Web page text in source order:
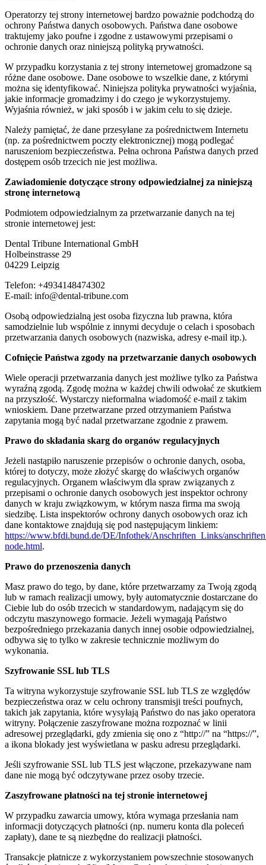
Operatorzy tej strony internetowej bardzo poważnie podchodzą do
ochrony Państwa danych osobowych. Państwa dane osobowe
traktujemy jako poufne i zgodne z ustawowymi przepisami o
ochronie danych oraz niniejszą polityką prywatności.
W przypadku korzystania z tej strony internetowej gromadzone są
różne dane osobowe. Dane osobowe to wszelkie dane, z którymi
można się identyfikować. Niniejsza polityka prywatności wyjaśnia,
jakie informacje gromadzimy i do czego je wykorzystujemy.
Wyjaśnia również, w jaki sposób i w jakim celu to się dzieje.
Należy pamiętać, że dane przesyłane za pośrednictwem Internetu
(np. za pośrednictwem poczty elektronicznej) mogą podlegać
naruszeniom bezpieczeństwa. Pełna ochrona Państwa danych przed
dostępem osób trzecich nie jest możliwa.
Zawiadomienie dotyczące strony odpowiedzialnej za niniejszą
stronę internetową
Podmiotem odpowiedzialnym za przetwarzanie danych na tej
stronie internetowej jest:
Dental Tribune International GmbH
Holbeinstrasse 29
04229 Leipzig
Telefon: +4934148474302
E-mail: info@dental-tribune.com
Osobą odpowiedzialną jest osoba fizyczna lub prawna, która
samodzielnie lub wspólnie z innymi decyduje o celach i sposobach
przetwarzania danych osobowych (nazwiska, adresy e-mail itp.).
Cofnięcie Państwa zgody na przetwarzanie danych osobowych
Wiele operacji przetwarzania danych jest możliwe tylko za Państwa
wyraźną zgodą. Zgodę można w każdej chwili odwołać ze skutkiem
na przyszłość. Wystarczy nieformalna wiadomość e-mail z takim
wnioskiem. Dane przetwarzane przed otrzymaniem Państwa
zapytania mogą być nadal przetwarzane zgodnie z prawem.
Prawo do składania skarg do organów regulacyjnych
Jeżeli nastąpiło naruszenie przepisów o ochronie danych, osoba,
której to dotyczy, może złożyć skargę do właściwych organów
regulacyjnych. Organem właściwym dla spraw związanych z
przepisami o ochronie danych osobowych jest inspektor ochrony
danych w kraju związkowym, w którym nasza firma ma swoją
siedzibę. Lista inspektorów ochrony danych osobowych oraz ich
dane kontaktowe znajdują się pod następującym linkiem:
https://www.bfdi.bund.de/DE/Infothek/Anschriften_Links/
node.html.
Prawo do przenoszenia danych
Masz prawo do tego, by dane, które przetwarzamy za Twoją zgodą
lub w ramach realizacji umowy, były automatycznie dostarczane do
Ciebie lub do osób trzecich w standardowym, nadającym się do
odczytu maszynowego formacie. Jeżeli wymagają Państwo
bezpośredniego przekazania danych innej osobie odpowiedzialnej,
odbywa się to tylko w zakresie technicznie możliwym do
wykonania.
Szyfrowanie SSL lub TLS
Ta witryna wykorzystuje szyfrowanie SSL lub TLS ze względów
bezpieczeństwa oraz w celu ochrony transmisji treści poufnych,
takich jak zapytania, które wysyłają Państwo do nas jako operatora
witryny. Połączenie zaszyfrowane można rozpoznać w linii
adresowej przeglądarki, gdy zmienia się ono z “http://” na “https://”,
a ikona blokady jest wyświetlana w pasku adresu przeglądarki.
Jeśli szyfrowanie SSL lub TLS jest włączone, przekazywane nam
dane nie mogą być odczytywane przez osoby trzecie.
Zaszyfrowane płatności na tej stronie internetowej
W przypadku zawarcia umowy, która wymaga przesłania nam
informacji dotyczących płatności (np. numeru konta dla poleceń
zapłaty), dane te są niezbędne do realizacji płatności.
Transakcje płatnicze z wykorzystaniem powszechnie stosowanych